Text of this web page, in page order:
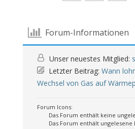
Forum-Informationen
Unser neuestes Mitglied:
Letzter Beitrag: Wann
Wechsel von Gas auf
Forum Icons:
Das Forum enthält keine
Das Forum enthält ungelesene